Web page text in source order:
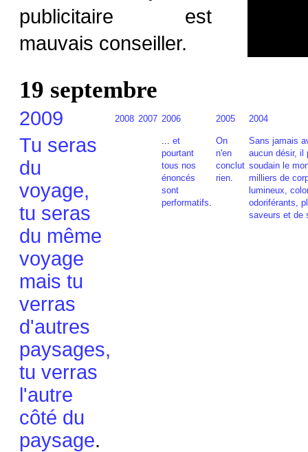
publicitaire est
mauvais conseiller.
19 septembre
2009 2008 2007 2006 2005 2004
Tu seras
du
voyage,
tu seras
du même
voyage
mais tu
verras
d'autres
paysages,
tu verras
l'autre
côté du
paysage.
... et
pourtant
tous nos
énoncés
sont
performatifs.
On
n'en
conclut
rien.
Sans jamais
aucun désir, il
soudain le
milliers de
lumineux,
odoriférants,
saveurs et de